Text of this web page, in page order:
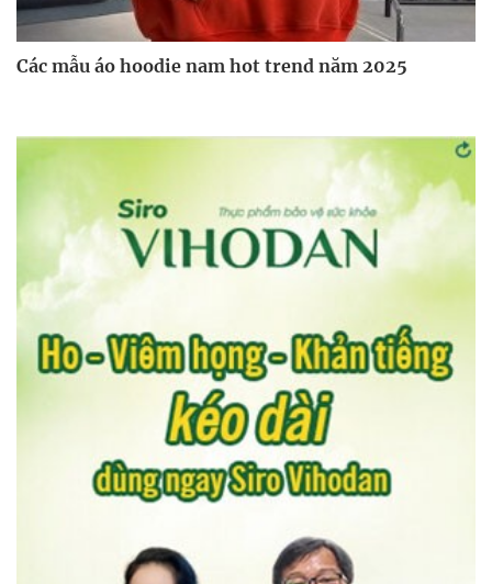
Các mẫu áo hoodie nam hot trend năm 2025